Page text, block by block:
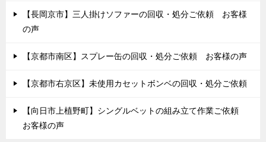
【長岡京市】三人掛けソファーの回収・処分ご依頼 お客様
の声
【京都市南区】スプレー缶の回収・処分ご依頼 お客様の声
【京都市右京区】未使用カセットボンベの回収・処分ご依頼
【向日市上植野町】シングルベットの組み立て作業ご依頼
お客様の声